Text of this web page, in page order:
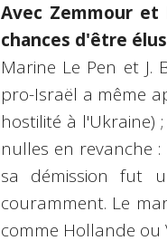
Avec Zemmour
chances d'être
Marine Le Pen et J.
pro-Israël a même
hostilité à l'Ukraine)
nulles en revanche
sa démission fut
couramment. Le
comme Hollande ou